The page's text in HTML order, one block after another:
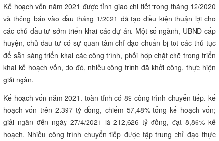
Kế hoạch vốn năm 2021 được tỉnh giao chi tiết trong tháng 12/2020
và thông báo vào đầu tháng 1/2021 đã tạo điều kiện thuận lợi cho
các chủ đầu tư sớm triển khai các dự án. Một số ngành, UBND cấp
huyện, chủ đầu tư có sự quan tâm chỉ đạo chuẩn bị tốt các thủ tục
để sẵn sàng triển khai các công trình, phối hợp chặt chẽ trong triển
khai kế hoạch vốn, do đó, nhiều công trình đã khởi công, thực hiện
giải ngân.
Kế hoạch vốn năm 2021, toàn tỉnh có 89 công trình chuyển tiếp, kế
hoạch vốn trên 2.397 tỷ đồng, chiếm 57,48% tổng kế hoạch vốn;
giải ngân đến ngày 27/4/2021 là 212,626 tỷ đồng, đạt 8,86% kế
hoạch. Nhiều công trình chuyển tiếp được tập trung chỉ đạo thực